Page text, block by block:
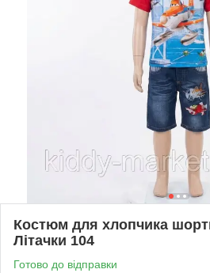
Костюм для хлопчика
Літачки 104
Готово до відправки